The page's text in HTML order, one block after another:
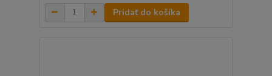
Pridať do košíka